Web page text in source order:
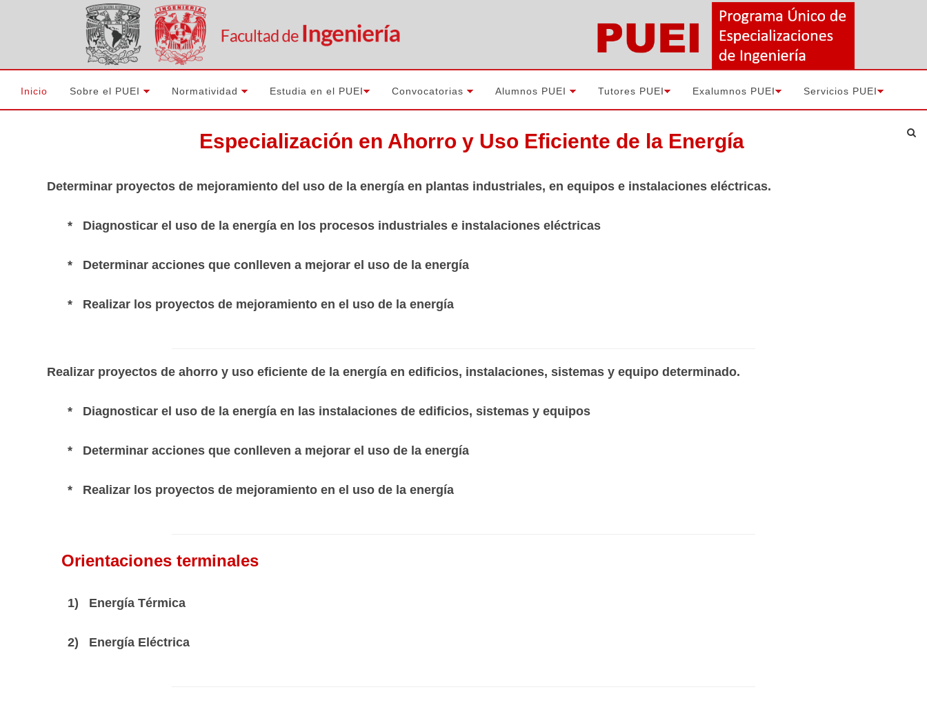
Inicio Sobre el PUEI Normatividad Estudia en el PUEI Convocatorias Alumnos PUEI Tutores PUEI Exalumnos PUEI Servicios PUEI
Especialización en Ahorro y Uso Eficiente de la Energía
Determinar proyectos de mejoramiento del uso de la energía en plantas industriales, en equipos e instalaciones eléctricas.
* Diagnosticar el uso de la energía en los procesos industriales e instalaciones eléctricas
* Determinar acciones que conlleven a mejorar el uso de la energía
* Realizar los proyectos de mejoramiento en el uso de la energía
Realizar proyectos de ahorro y uso eficiente de la energía en edificios, instalaciones, sistemas y equipo determinado.
* Diagnosticar el uso de la energía en las instalaciones de edificios, sistemas y equipos
* Determinar acciones que conlleven a mejorar el uso de la energía
* Realizar los proyectos de mejoramiento en el uso de la energía
Orientaciones terminales
1) Energía Térmica
2) Energía Eléctrica